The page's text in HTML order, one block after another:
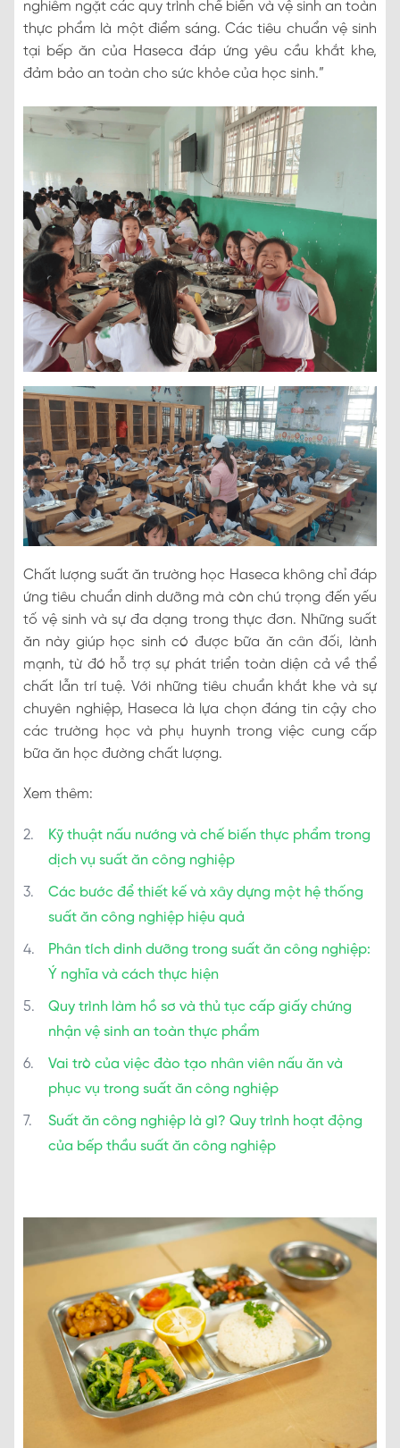
nghiêm ngặt các quy trình chế biến và vệ sinh an toàn
thực phẩm là một điểm sáng. Các tiêu chuẩn vệ sinh
tại bếp ăn của Haseca đáp ứng yêu cầu khắt khe,
đảm bảo an toàn cho sức khỏe của học sinh.”
Chất lượng suất ăn trường học Haseca không chỉ đáp
ứng tiêu chuẩn dinh dưỡng mà còn chú trọng đến yếu
tố vệ sinh và sự đa dạng trong thực đơn. Những suất
ăn này giúp học sinh có được bữa ăn cân đối, lành
mạnh, từ đó hỗ trợ sự phát triển toàn diện cả về thể
chất lẫn trí tuệ. Với những tiêu chuẩn khắt khe và sự
chuyên nghiệp, Haseca là lựa chọn đáng tin cậy cho
các trường học và phụ huynh trong việc cung cấp
bữa ăn học đường chất lượng.
Xem thêm:
Kỹ thuật nấu nướng và chế biến thực phẩm trong
dịch vụ suất ăn công nghiệp
Các bước để thiết kế và xây dựng một hệ thống
suất ăn công nghiệp hiệu quả
Phân tích dinh dưỡng trong suất ăn công nghiệp:
Ý nghĩa và cách thực hiện
Quy trình làm hồ sơ và thủ tục cấp giấy chứng
nhận vệ sinh an toàn thực phẩm
Vai trò của việc đào tạo nhân viên nấu ăn và
phục vụ trong suất ăn công nghiệp
Suất ăn công nghiệp là gì? Quy trình hoạt động
của bếp thầu suất ăn công nghiệp